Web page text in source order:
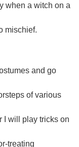
when a witch on a
mischief.
and go
of various
I will play tricks on
treating